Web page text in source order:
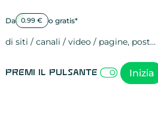
Da 0.99 € o gratis*
di siti / canali / video / pagine, post…
Premi il pulsante Inizia